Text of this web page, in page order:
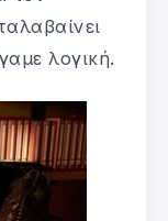
λογική.